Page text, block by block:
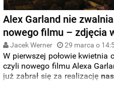
Alex Garland nie
nowego filmu – zdjęcia
Jacek Werner 29 marca o
W pierwszej połowie kwietnia
czyli nowego filmu Alexa
już zabrał się za realizację
”
, który przy jego